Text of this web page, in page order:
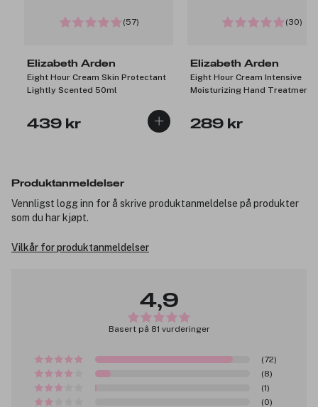
(57)
Elizabeth Arden
Eight Hour Cream Skin Protectant
Lightly Scented 50ml
439 kr
(30)
Elizabeth Arden
Eight Hour Cream Intensive
Moisturizing Hand Treatment
289 kr
Produktanmeldelser
Vennligst logg inn for å skrive produktanmeldelse på produkter
som du har kjøpt.
Vilkår for produktanmeldelser
4,9
Basert på 81 vurderinger
(72)
(8)
(1)
(0)